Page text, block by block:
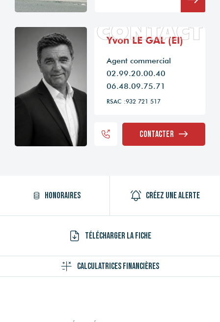
CONTACT
Yvon LE GAL (EI)
Agent commercial
02.99.20.00.40
06.48.09.75.71
RSAC :932 721 517
Contacter
Honoraires Créez une alerte
Télécharger la fiche
Calculatrices financières